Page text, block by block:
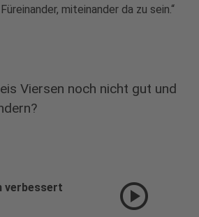
miteinander da zu sein.“
Viersen noch nicht gut und
verbessert
play_circle